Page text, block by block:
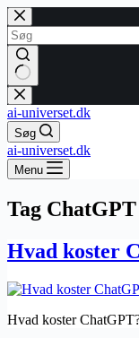
Fortsæt
til
indhold
Ingen
resultater
ai-universet.dk
Søg
ai-universet.dk
Menu
Tag
Hvad koster
Hvad koster